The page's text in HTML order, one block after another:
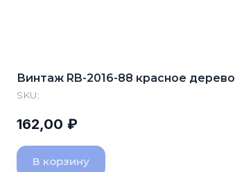
Винтаж RB-2016-88 красное дерево
SKU:
162,00 ₽
В корзину